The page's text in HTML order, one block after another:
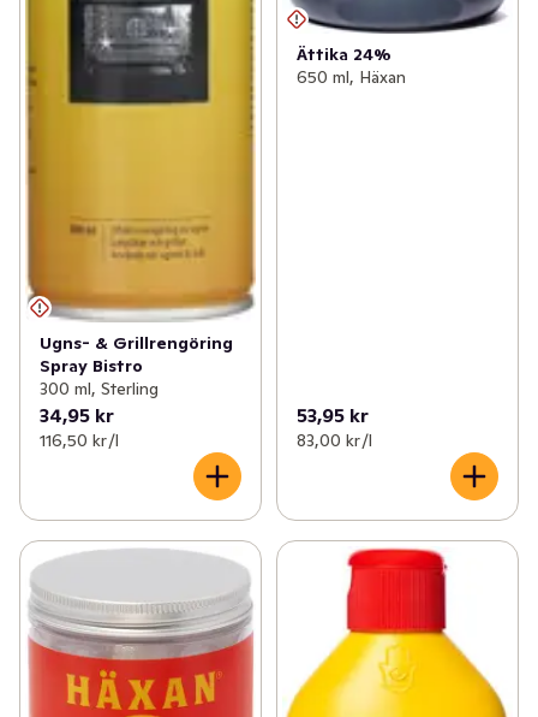
Ugns- & Grillrengöring
Spray Bistro
300 ml, Sterling
34,95 kr
116,50 kr /l
Ättika 24%
650 ml, Häxan
53,95 kr
83,00 kr /l